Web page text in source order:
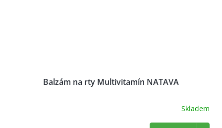
Balzám na rty Multivitamín NATAVA
Skladem